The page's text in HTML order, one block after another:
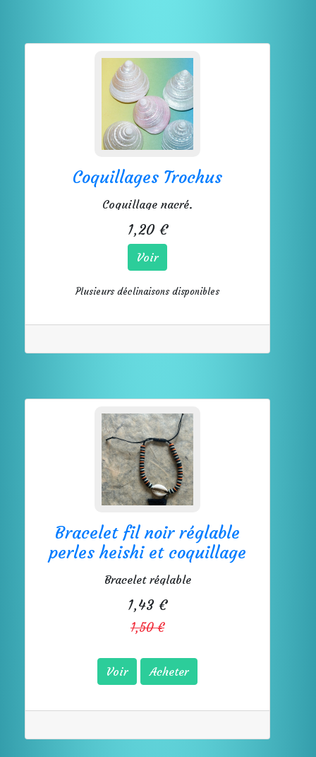
Coquillages Trochus
Coquillage nacré.
1,20 €
Voir
Plusieurs déclinaisons disponibles
Bracelet fil noir réglable
perles heishi et coquillage
Bracelet réglable
1,43 €
1,50 €
Voir Acheter